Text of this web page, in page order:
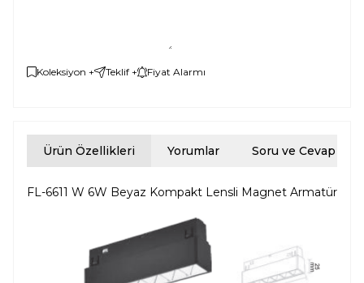
Koleksiyon + Teklif + Fiyat Alarmı
Ürün Özellikleri Yorumlar Soru ve Cevap
FL-6611 W 6W Beyaz Kompakt Lensli Magnet Armatür